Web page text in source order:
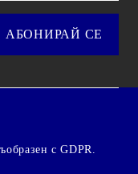
с GDPR.